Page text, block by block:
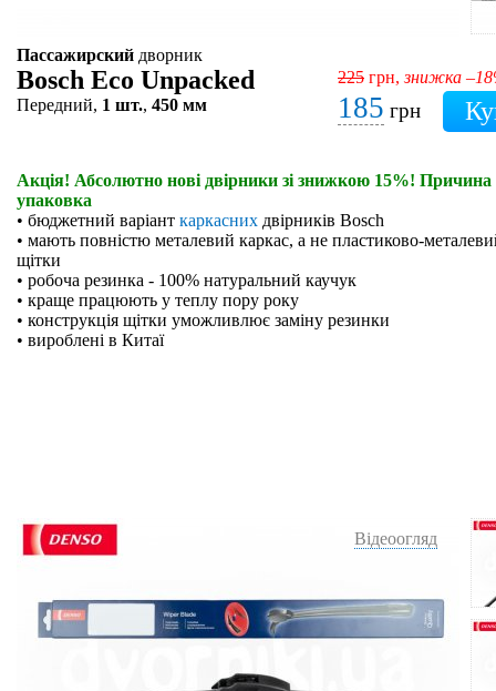
Пассажирский дворник
Bosch Eco Unpacked
Передний, 1 шт., 450 мм
225 грн,знижка
185 грн
Акція! Абсолютно нові двірники зі знижкою 15%!
упаковка
• бюджетний варіант каркасних двірників Bosch
• мають повністю металевий каркас, а не пластиково-
щітки
• робоча резинка - 100% натуральний каучук
• краще працюють у теплу пору року
• конструкція щітки уможливлює заміну резинки
• вироблені в Китаї
Відеоогляд